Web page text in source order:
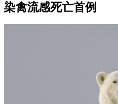
染禽流感死亡首例